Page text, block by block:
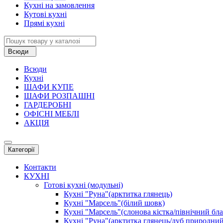
Кухні на замовлення
Кутові кухні
Прямі кухні
Всюди
Всюди
Кухні
ШАФИ КУПЕ
ШАФИ РОЗПАШНІ
ГАРДЕРОБНІ
ОФІСНІ МЕБЛІ
АКЦІЯ
Категорії
Контакти
КУХНІ
Готові кухні (модульні)
Кухні "Руна"(арктитка глянець)
Кухні "Марсель"(білий шовк)
Кухні "Марсель"(слонова кістка/північний
Кухні "Руна"(арктитка глянець/дуб